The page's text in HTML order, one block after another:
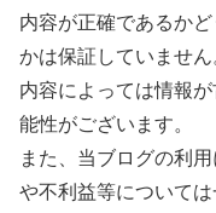
内容が正確であるか
かは保証していません
内容によっては情報
能性がございます。
また、当ブログの利
や不利益等について